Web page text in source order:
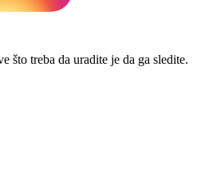
što treba da uradite je da ga sledite.